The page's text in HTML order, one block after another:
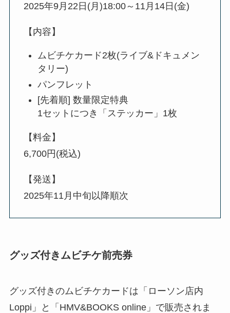
2025年9月22日(月)18:00～11月14日(金)
【内容】
ムビチケカード2枚(ライブ&ドキュメン
タリー)
パンフレット
[先着順] 数量限定特典
1セットにつき「ステッカー」1枚
【料金】
6,700円(税込)
【発送】
2025年11月中旬以降順次
グッズ付きムビチケ前売券
グッズ付きのムビチケカードは「ローソン店内
Loppi」と「HMV&BOOKS online」で販売されま